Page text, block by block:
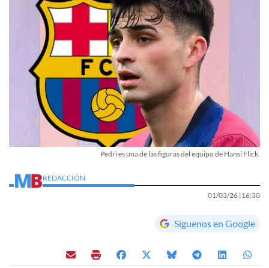
Pedri es una de las figuras del equipo de Hansi Flick.
REDACCIÓN
01/03/26 |16:30
Síguenos en Google